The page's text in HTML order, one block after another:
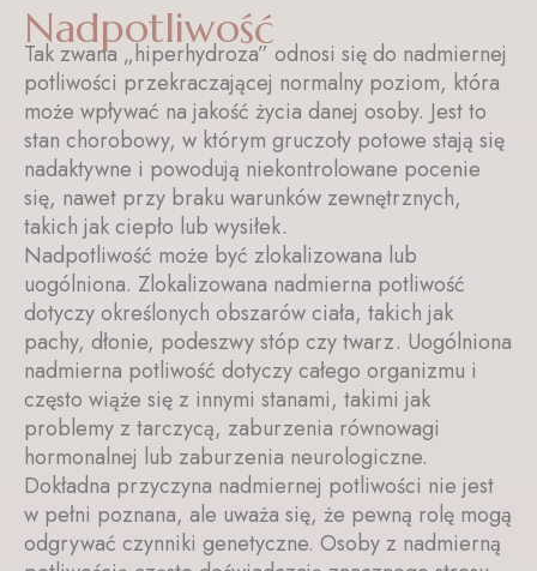
Nadpotliwość
Tak zwana „hiperhydroza” odnosi się do nadmiernej
potliwości przekraczającej normalny poziom, która
może wpływać na jakość życia danej osoby. Jest to
stan chorobowy, w którym gruczoły potowe stają się
nadaktywne i powodują niekontrolowane pocenie
się, nawet przy braku warunków zewnętrznych,
takich jak ciepło lub wysiłek.
Nadpotliwość może być zlokalizowana lub
uogólniona. Zlokalizowana nadmierna potliwość
dotyczy określonych obszarów ciała, takich jak
pachy, dłonie, podeszwy stóp czy twarz. Uogólniona
nadmierna potliwość dotyczy całego organizmu i
często wiąże się z innymi stanami, takimi jak
problemy z tarczycą, zaburzenia równowagi
hormonalnej lub zaburzenia neurologiczne.
Dokładna przyczyna nadmiernej potliwości nie jest
w pełni poznana, ale uważa się, że pewną rolę mogą
odgrywać czynniki genetyczne. Osoby z nadmierną